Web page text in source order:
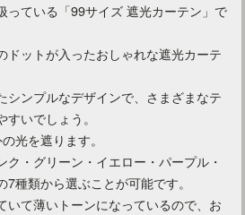
みたい！人気のデザインとは？
っている「99サイズ 遮光カーテン」で
ドットが入ったおしゃれな遮光カーテ
シンプルなデザインで、さまざまなテ
いでしょう。
光を遮ります。
ク・グリーン・イエロー・パープル・
種類から選ぶことが可能です。
いて薄いトーンになっているので、お